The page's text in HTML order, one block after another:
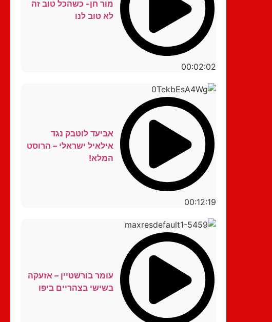
00:02:02
מור חן- כשהכל טוב זה
לא טוב לנו
00:12:19
אביעד לוטבק נגד
אילאיל ישראלי – הרוסט
המלא!
עומר בורשטיין – אזעקה
בשישי בצהריים ביפו